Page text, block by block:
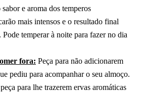
e aroma dos temperos
mais intensos e o resultado final
Pode temperar à noite para fazer no dia
fora: Peça para não adicionarem
pediu para acompanhar o seu almoço.
para lhe trazerem ervas aromáticas